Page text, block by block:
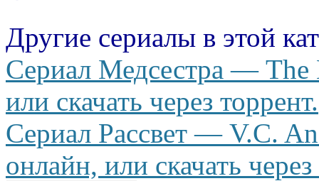
Другие сериалы в этой
Сериал Медсестра — The
или скачать через торрент.
Сериал Рассвет — V.C.
онлайн, или скачать